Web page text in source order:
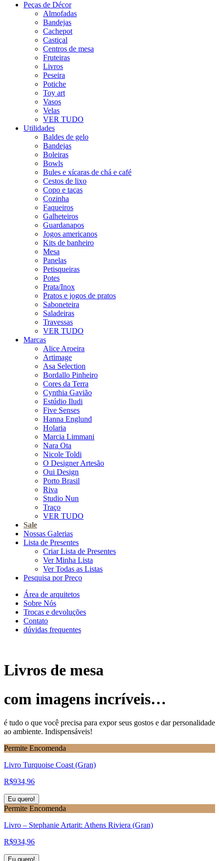
Peças de Décor
Almofadas
Bandejas
Cachepot
Castiçal
Centros de mesa
Fruteiras
Livros
Peseira
Potiche
Toy art
Vasos
Velas
VER TUDO
Utilidades
Baldes de gelo
Bandejas
Boleiras
Bowls
Bules e xícaras de chá e café
Cestos de lixo
Copo e taças
Cozinha
Faqueiros
Galheteiros
Guardanapos
Jogos americanos
Kits de banheiro
Mesa
Panelas
Petisqueiras
Potes
Prata/Inox
Pratos e jogos de pratos
Saboneteira
Saladeiras
Travessas
VER TUDO
Marcas
Alice Aroeira
Artimage
Asa Selection
Bordallo Pinheiro
Cores da Terra
Cynthia Gavião
Estúdio Iludi
Five Senses
Hanna Englund
Holaria
Marcia Limmani
Nara Ota
Nicole Toldi
O Designer Artesão
Oui Design
Porto Brasil
Riva
Studio Nun
Traço
VER TUDO
Sale
Nossas Galerias
Lista de Presentes
Criar Lista de Presentes
Ver Minha Lista
Ver Todas as Listas
Pesquisa por Preço
Área de arquitetos
Sobre Nós
Trocas e devoluções
Contato
dúvidas frequentes
Livros de mesa
com imagens incríveis…
é tudo o que você precisa para expor seus gostos e dar personalidade
ao ambiente. Indispensáveis!
Permite Encomenda
Livro Turquoise Coast (Gran)
R$934,96
Eu quero!
Permite Encomenda
Livro – Stephanie Artarit: Athens Riviera (Gran)
R$934,96
Eu quero!